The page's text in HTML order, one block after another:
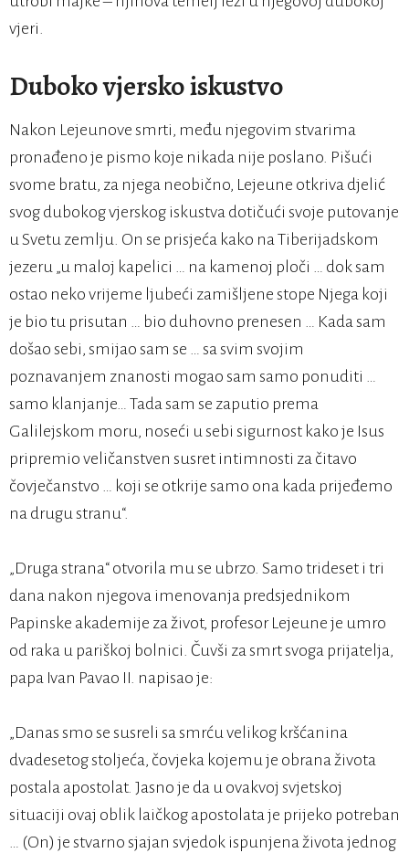
vjeri.
Duboko vjersko iskustvo
Nakon Lejeunove smrti, među njegovim stvarima
pronađeno je pismo koje nikada nije poslano. Pišući
svome bratu, za njega neobično, Lejeune otkriva djelić
svog dubokog vjerskog iskustva dotičući svoje putovanje
u Svetu zemlju. On se prisjeća kako na Tiberijadskom
jezeru „u maloj kapelici … na kamenoj ploči … dok sam
ostao neko vrijeme ljubeći zamišljene stope Njega koji
je bio tu prisutan … bio duhovno prenesen … Kada sam
došao sebi, smijao sam se … sa svim svojim
poznavanjem znanosti mogao sam samo ponuditi …
samo klanjanje… Tada sam se zaputio prema
Galilejskom moru, noseći u sebi sigurnost kako je Isus
pripremio veličanstven susret intimnosti za čitavo
čovječanstvo … koji se otkrije samo ona kada prijeđemo
na drugu stranu“.
„Druga strana“ otvorila mu se ubrzo. Samo trideset i tri
dana nakon njegova imenovanja predsjednikom
Papinske akademije za život, profesor Lejeune je umro
od raka u pariškoj bolnici. Čuvši za smrt svoga prijatelja,
papa Ivan Pavao II. napisao je:
„Danas smo se susreli sa smrću velikog kršćanina
dvadesetog stoljeća, čovjeka kojemu je obrana života
postala apostolat. Jasno je da u ovakvoj svjetskoj
situaciji ovaj oblik laičkog apostolata je prijeko potreban
… (On) je stvarno sjajan svjedok ispunjena života jednog